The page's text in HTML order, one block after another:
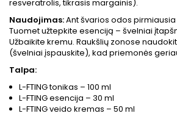
resveratrolis, tikrasis margainis).
Naudojimas:Ant švarios odos
Tuomet užtepkite esenciją – švelniai
Užbaikite kremu. Raukšlių zonose
(švelniai įspauskite), kad priemonės
Talpa:
L-FTING tonikas – 100 ml
L-FTING esencija – 30 ml
L-FTING veido kremas – 50 ml